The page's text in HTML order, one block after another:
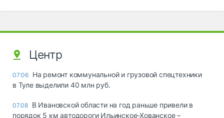
Центр
07:06 На ремонт коммунальной и грузовой спецтехники
в Туле выделили 40 млн руб.
07.08 В Ивановской области на год раньше привели в
порядок 5 км автодороги Ильинское-Хованское –